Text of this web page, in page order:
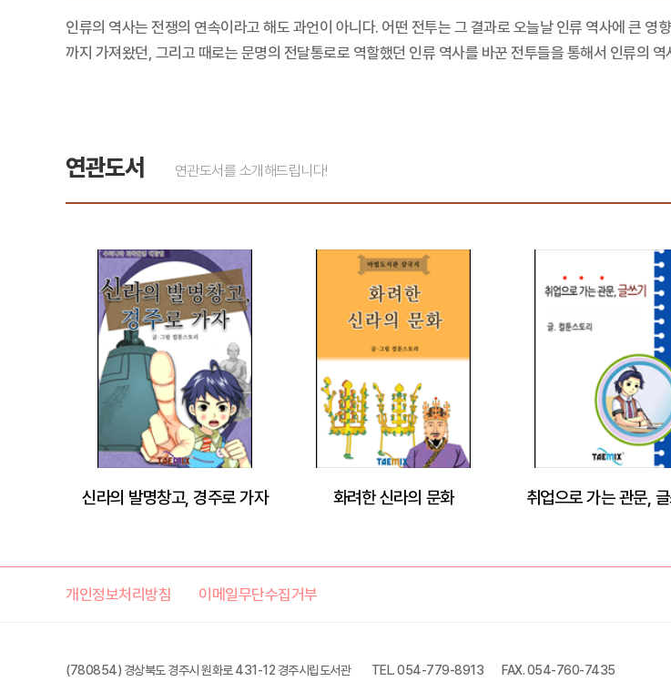
인류의 역사는 전쟁의 연속이라고 해도 과언이 아니다. 어떤 전투는 그 결과로 오늘날 인류 역사에 큰
까지 가져왔던, 그리고 때로는 문명의 전달통로로 역할했던 인류 역사를 바꾼 전투들을 통해서 인류의
연관도서 연관도서를 소개해드립니다!
신라의 발명창고, 경주로 가자 화려한 신라의 문화 취업으로 가는 관문, 글
개인정보처리방침 이메일무단수집거부
(780854) 경상북도 경주시 원화로 431-12 경주시립도서관 TEL. 054-779-8913 FAX. 054-760-7435